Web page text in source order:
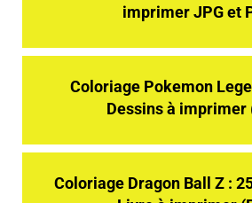
imprimer JPG et
Coloriage Pokemon
Dessins à imprimer
Coloriage Dragon Ball Z :